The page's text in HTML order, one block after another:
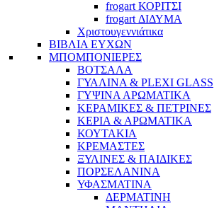
frogart ΚΟΡΙΤΣΙ
frogart ΔΙΔΥΜΑ
Χριστουγεννιάτικα
ΒΙΒΛΙΑ ΕΥΧΩΝ
ΜΠΟΜΠΟΝΙΕΡΕΣ
ΒΟΤΣΑΛΑ
ΓΥΑΛΙΝΑ & PLEXI GLASS
ΓΥΨΙΝΑ ΑΡΩΜΑΤΙΚΑ
ΚΕΡΑΜΙΚΕΣ & ΠΕΤΡΙΝΕΣ
ΚΕΡΙΑ & ΑΡΩΜΑΤΙΚΑ
ΚΟΥΤΑΚΙΑ
ΚΡΕΜΑΣΤΕΣ
ΞΥΛΙΝΕΣ & ΠΑΙΔΙΚΕΣ
ΠΟΡΣΕΛΑΝΙΝΑ
ΥΦΑΣΜΑΤΙΝA
ΔΕΡΜΑΤΙΝΗ